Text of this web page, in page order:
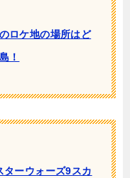
ロケ地の場所はど
！
ターウォーズ9スカ